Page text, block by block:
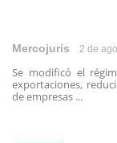
Mercojuris 2 de
Se modificó el
exportaciones,
de empresas ...